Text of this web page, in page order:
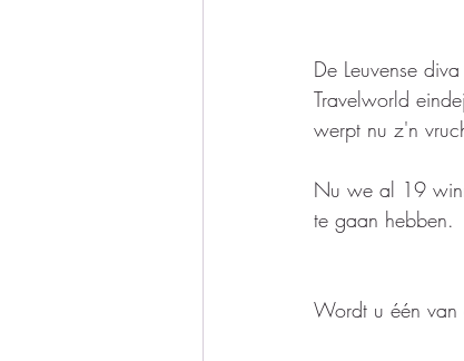
De Leuvense
Travelworld
werpt nu z'n
Nu we al 19
te gaan hebben.
Wordt u één van